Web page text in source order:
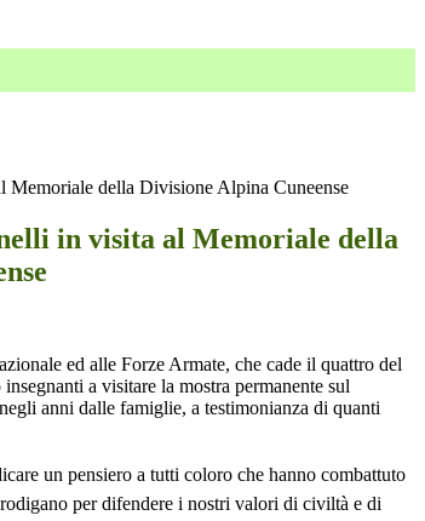
Memoriale della Divisione Alpina Cuneense
in visita al Memoriale della
ed alle Forze Armate, che cade il quattro del
a visitare la mostra permanente sul
anni dalle famiglie, a testimonianza di quanti
un pensiero a tutti coloro che hanno combattuto
per difendere i nostri valori di civiltà e di